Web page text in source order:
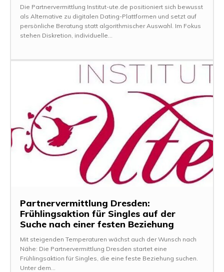
Die Partnervermittlung Institut-ute.de positioniert sich bewusst
als Alternative zu digitalen Dating-Plattformen und setzt auf
persönliche Beratung statt algorithmischer Auswahl. Im Fokus
stehen Diskretion, individuelle...
Partnervermittlung Dresden:
Frühlingsaktion für Singles auf der
Suche nach einer festen Beziehung
Mit steigenden Temperaturen wächst auch der Wunsch nach
Nähe: Die Partnervermittlung Dresden startet eine
Frühlingsaktion für Singles, die eine feste Beziehung suchen.
Unter dem...